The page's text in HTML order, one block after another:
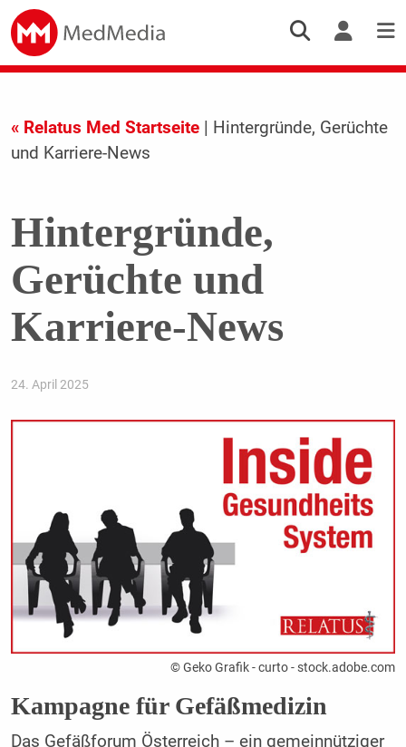
« Relatus Med Startseite| Hintergründe, Gerüchte
und Karriere-News
Hintergründe,
Gerüchte und
Karriere-News
24. April 2025
© Geko Grafik - curto - stock.adobe.com
Kampagne für Gefäßmedizin
Das Gefäßforum Österreich – ein gemeinnütziger